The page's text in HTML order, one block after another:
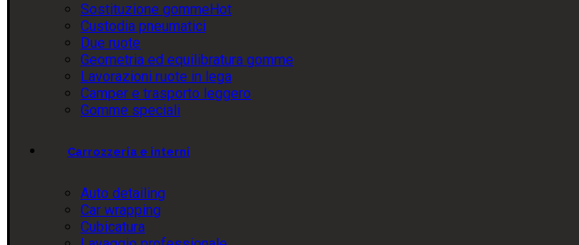
Sostituzione gommeHot
Custodia pneumatici
Due ruote
Geometria ed equilibratura gomme
Lavorazioni ruote in lega
Camper e trasporto leggero
Gomme speciali
Carrozzeria e interni
Auto detailing
Car wrapping
Cubicatura